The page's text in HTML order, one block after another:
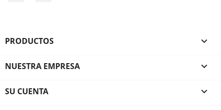
PRODUCTOS 
NUESTRA EMPRESA 
SU CUENTA 